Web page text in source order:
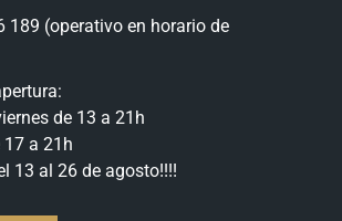
189 (operativo en horario de
de 13 a 21h
a 21h
13 al 26 de agosto!!!!